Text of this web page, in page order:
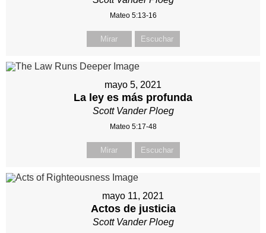
Mateo 5:13-16
Mirar Escuchar
mayo 5, 2021
La ley es más profunda
Scott Vander Ploeg
Mateo 5:17-48
Mirar Escuchar
mayo 11, 2021
Actos de justicia
Scott Vander Ploeg